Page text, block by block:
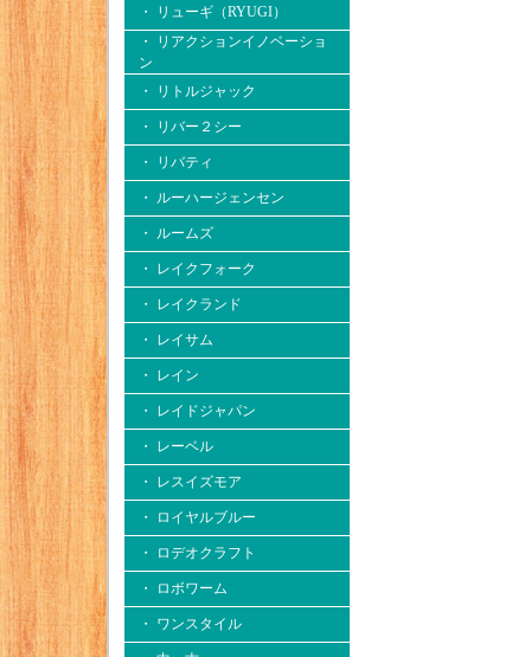
・ リューギ（RYUGI）
・ リアクションイノベーショ
ン
・ リトルジャック
・ リバー２シー
・ リバティ
・ ルーハージェンセン
・ ルームズ
・ レイクフォーク
・ レイクランド
・ レイサム
・ レイン
・ レイドジャパン
・ レーベル
・ レスイズモア
・ ロイヤルブルー
・ ロデオクラフト
・ ロボワーム
・ ワンスタイル